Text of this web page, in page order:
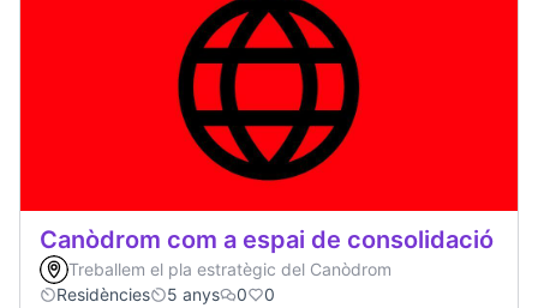
Canòdrom com a espai de consolidació
Treballem el pla estratègic del Canòdrom
Residències
5 anys 0 0